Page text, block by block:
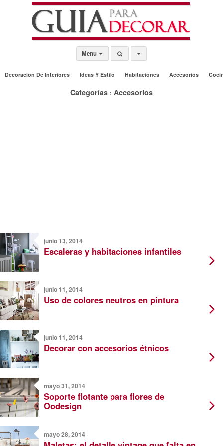
Menu
Decoracion De Interiores Ideas Y Estilo Habitaciones Accesorios
Categorías › Accesorios
junio 13, 2014
Escaleras y habitaciones infantiles
junio 11, 2014
Uso de colores neutros en pintura
junio 11, 2014
Decorar con accesorios étnicos
mayo 31, 2014
Soporte flotante para flores de
Oodesign
mayo 28, 2014